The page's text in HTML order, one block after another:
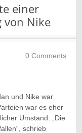
einer
von Nike
0 Comments
und Nike war
war es eher
Umstand. „Die
schrieb